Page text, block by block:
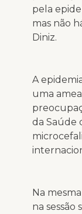
pela
mas não
Diniz.
A
uma
da Saúde
Na
na